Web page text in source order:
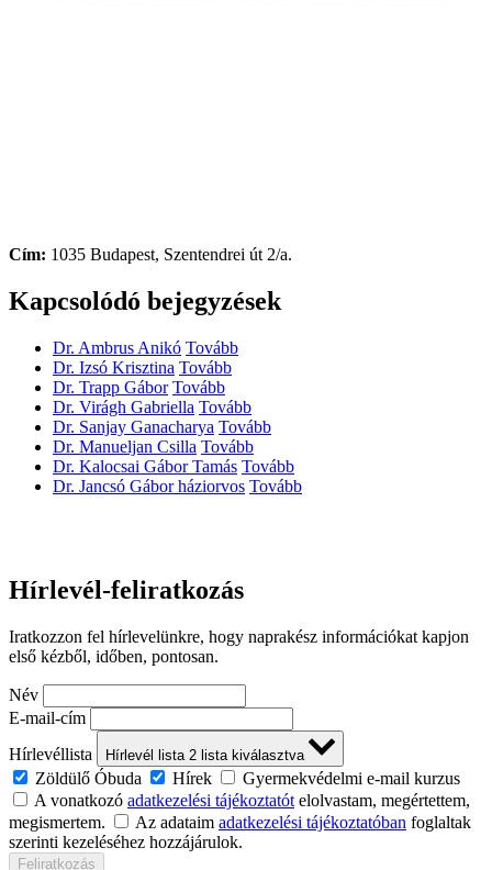
Cím: 1035 Budapest, Szentendrei út 2/a.
Kapcsolódó bejegyzések
Dr. Ambrus Anikó Tovább
Dr. Izsó Krisztina Tovább
Dr. Trapp Gábor Tovább
Dr. Virágh Gabriella Tovább
Dr. Sanjay Ganacharya Tovább
Dr. Manueljan Csilla Tovább
Dr. Kalocsai Gábor Tamás Tovább
Dr. Jancsó Gábor háziorvos Tovább
Hírlevél-feliratkozás
Iratkozzon fel hírlevelünkre, hogy naprakész információkat kapjon
első kézből, időben, pontosan.
Név
E-mail-cím
Hírlevéllista
Hírlevél lista 2 lista kiválasztva
Zöldülő Óbuda Hírek
Gyermekvédelmi e-mail kurzus
A vonatkozó adatkezelési tájékoztatót elolvastam, megértettem,
megismertem.
Az adataim adatkezelési tájékoztatóban foglaltak
szerinti kezeléséhez hozzájárulok.
Feliratkozás